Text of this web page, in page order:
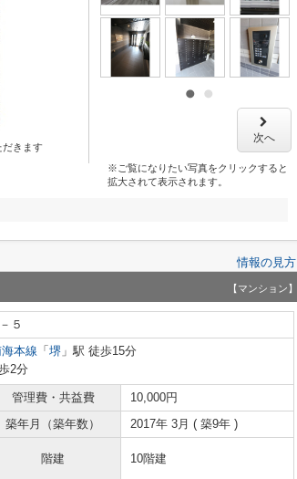
きます
次へ
※ご覧になりたい写真をクリックすると
拡大されて表示されます。
情報の見方
【マンション】
５
本線 「 堺 」駅 徒歩15分
2分
管理費・共益費
10,000円
築年月（築年数） 2017年 3月 ( 築9年 )
階建 10階建